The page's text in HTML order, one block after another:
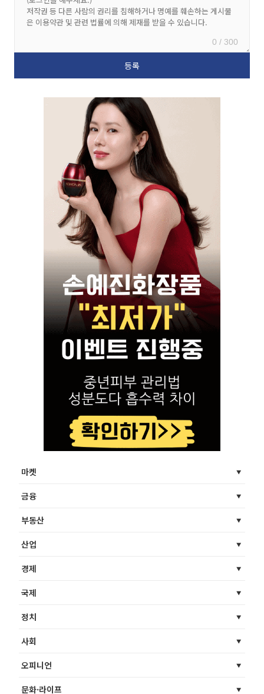
0 / 300
마켓
금융
부동산
산업
경제
국제
정치
사회
오피니언
문화·라이프